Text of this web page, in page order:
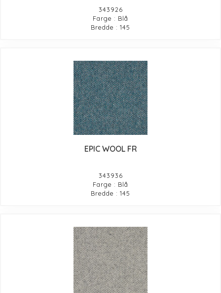
343926
Farge : Blå
Bredde : 145
EPIC WOOL FR
343936
Farge : Blå
Bredde : 145